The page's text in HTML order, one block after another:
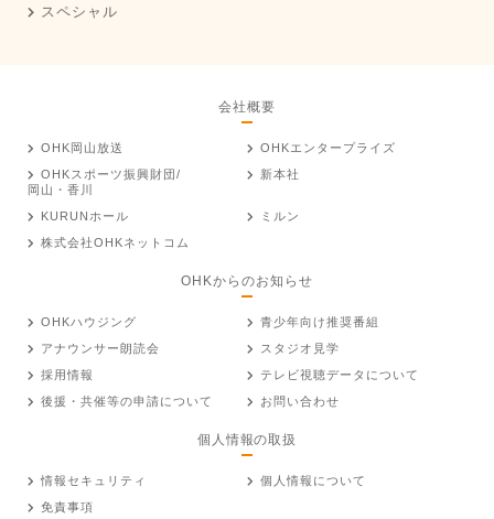
スペシャル
会社概要
OHK岡山放送
OHKエンタープライズ
OHKスポーツ振興財団/
岡山・香川
新本社
KURUNホール
ミルン
株式会社OHKネットコム
OHKからのお知らせ
OHKハウジング
青少年向け推奨番組
アナウンサー朗読会
スタジオ見学
採用情報
テレビ視聴データについて
後援・共催等の申請について
お問い合わせ
個人情報の取扱
情報セキュリティ
個人情報について
免責事項